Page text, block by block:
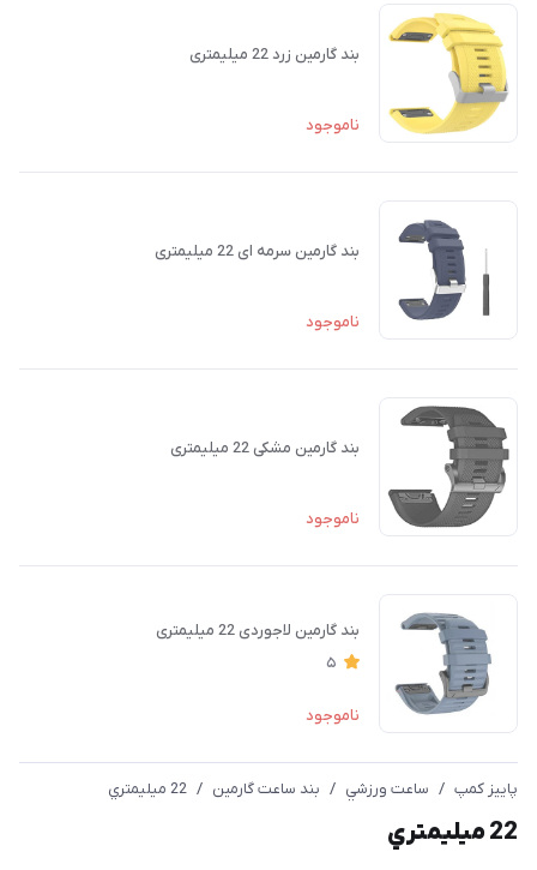
بند گارمین زرد 22 میلیمتری
ناموجود
بند گارمین سرمه ای 22 میلیمتری
ناموجود
بند گارمین مشکی 22 میلیمتری
ناموجود
بند گارمین لاجوردی 22 میلیمتری
5
ناموجود
پاییز کمپ / ساعت ورزشي / بند ساعت گارمین / 22 ميليمتري
22 ميليمتري